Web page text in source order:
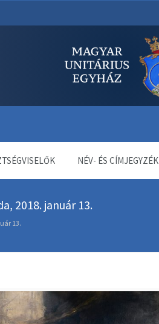
NÉV- ÉS CÍMJEGYZÉK
2018. január 13.
13.